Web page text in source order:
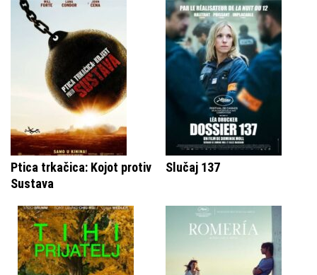
Ptica trkačica: Kojot protiv
Sustava
Slučaj 137